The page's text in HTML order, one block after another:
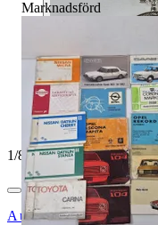
1/8
Auktionsbyra
Marknadsförd